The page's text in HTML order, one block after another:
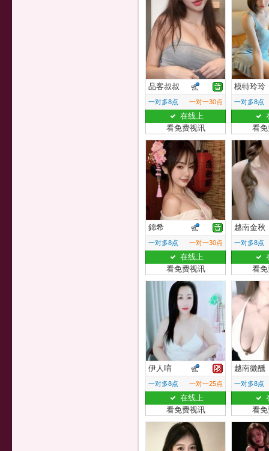
品客叔叔
一对多8点 一对一30点
在线上
看免费视讯
模特玲玲
一对多8点
看
錦希
一对多8点 一对一30点
在线上
看免费视讯
越南金秋
一对多8点
看
伊人唷
一对多8点 一对一25点
在线上
看免费视讯
越南微醺
一对多8点
看